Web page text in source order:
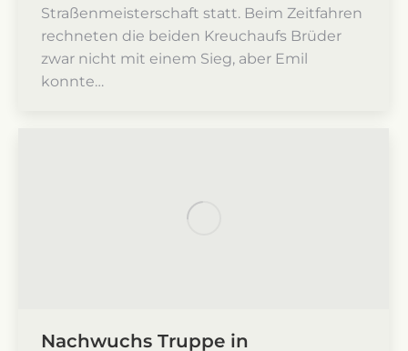
Straßenmeisterschaft statt. Beim Zeitfahren
rechneten die beiden Kreuchaufs Brüder
zwar nicht mit einem Sieg, aber Emil
konnte…
Nachwuchs Truppe in